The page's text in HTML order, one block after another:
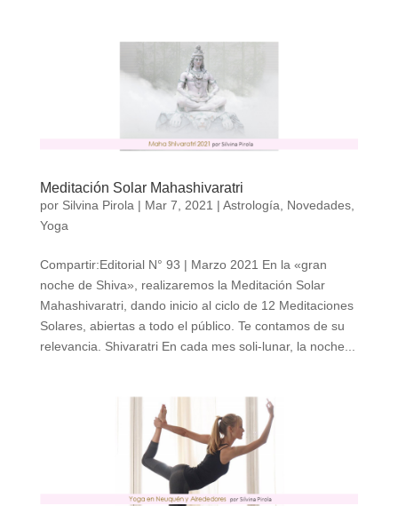
Meditación Solar Mahashivaratri
por Silvina Pirola | Mar 7, 2021 | Astrología Novedades,
Yoga
Compartir:Editorial N° 93 | Marzo 2021 En la «gran
noche de Shiva», realizaremos la Meditación Solar
Mahashivaratri, dando inicio al ciclo de 12 Meditaciones
Solares, abiertas a todo el público. Te contamos de su
relevancia. Shivaratri En cada mes soli-lunar, la noche...